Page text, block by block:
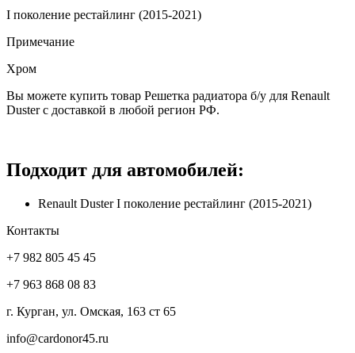
I поколение рестайлинг (2015-2021)
Примечание
Хром
Вы можете купить товар Решетка радиатора б/у для Renault
Duster с доставкой в любой регион РФ.
Подходит для автомобилей:
Renault Duster I поколение рестайлинг (2015-2021)
Контакты
+7 982 805 45 45
+7 963 868 08 83
г. Курган, ул. Омская, 163 ст 65
info@cardonor45.ru